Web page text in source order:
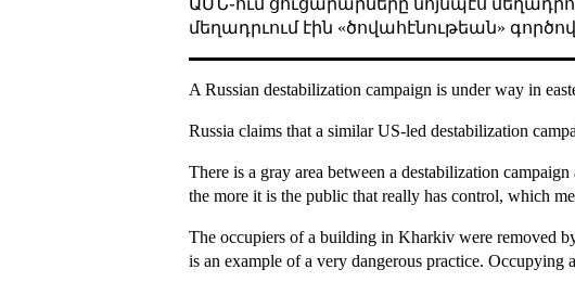
ԱՄՆ֊ում ցուցարարներընոյնպէս
մեղադրւում էին «ծովահէնութեան»
ARussian destabilization campaign is under way in
Russia claims that a similar US-led destabilization
There is a gray area between a destabilization
the more it is the public that really has control, which
The occupiers of a building in Kharkiv were removed
is anexample of a very dangerous practice. Occupying